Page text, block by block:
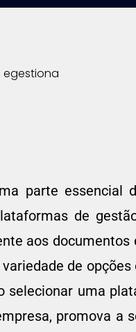
parte essencial
de
aos
de
selecionar uma
promova a